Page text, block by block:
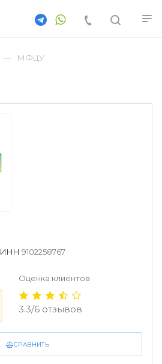
МФЦУ
СРАВНИТЬ
ИНН 9102258767
Оценка клиентов
3.3/6 отзывов